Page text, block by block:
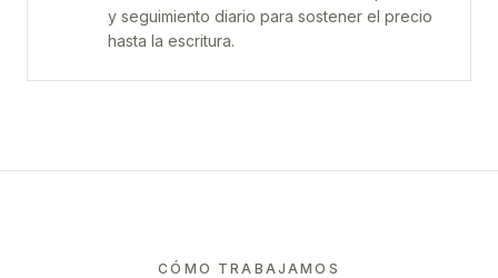
y seguimiento diario para sostener el precio
hasta la escritura.
CÓMO TRABAJAMOS